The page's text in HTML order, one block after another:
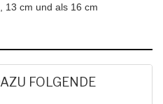
13 cm und als 16 cm
FOLGENDE